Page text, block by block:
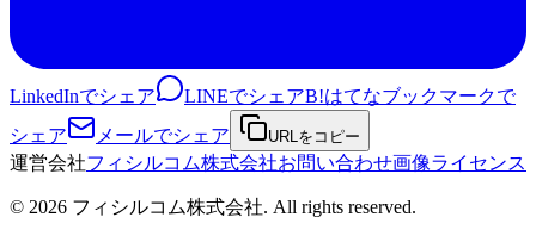
LinkedInでシェア LINEでシェアB!はてなブックマークで
シェア
メールでシェア URLをコピー
運営会社フィシルコム株式会社お問い合わせ画像ライセンス
© 2026 フィシルコム株式会社. All rights reserved.